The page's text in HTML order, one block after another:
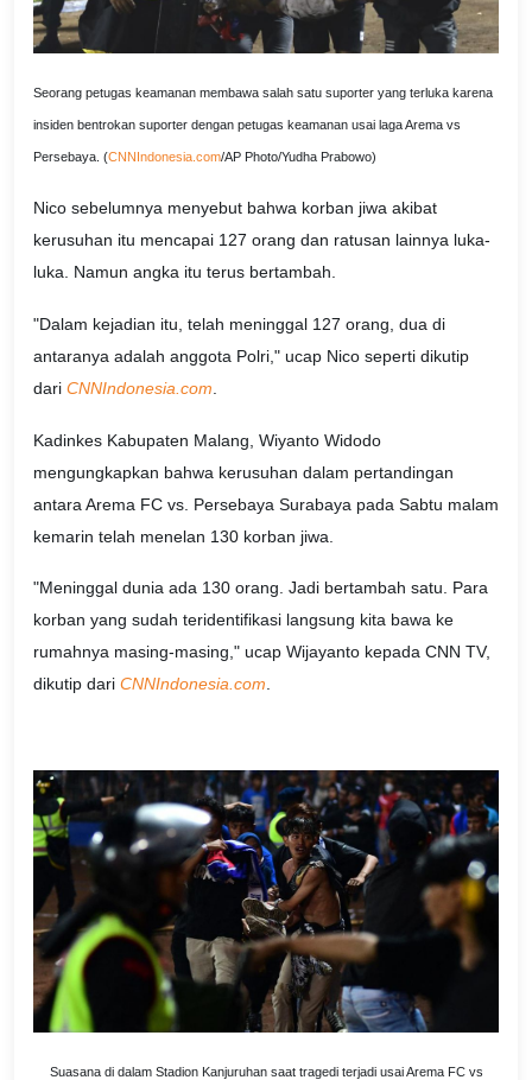
Seorang petugas keamanan membawa salah satu suporter yang terluka karena
insiden bentrokan suporter dengan petugas keamanan usai laga Arema vs
Persebaya. (CNNIndonesia.com/AP Photo/Yudha Prabowo)
Nico sebelumnya menyebut bahwa korban jiwa akibat
kerusuhan itu mencapai 127 orang dan ratusan lainnya luka-
luka. Namun angka itu terus bertambah.
"Dalam kejadian itu, telah meninggal 127 orang, dua di
antaranya adalah anggota Polri," ucap Nico seperti dikutip
dari CNNIndonesia.com
Kadinkes Kabupaten Malang, Wiyanto Widodo
mengungkapkan bahwa kerusuhan dalam pertandingan
antara Arema FC vs. Persebaya Surabaya pada Sabtu malam
kemarin telah menelan 130 korban jiwa.
"Meninggal dunia ada 130 orang. Jadi bertambah satu. Para
korban yang sudah teridentifikasi langsung kita bawa ke
rumahnya masing-masing," ucap Wijayanto kepada CNN TV,
dikutip dari CNNIndonesia.com.
Suasana di dalam Stadion Kanjuruhan saat tragedi terjadi usai Arema FC vs